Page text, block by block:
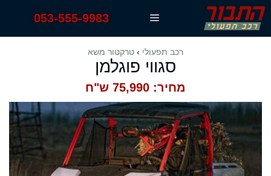
לדלג
לתוכן
תפריט 053-555-9983
רכב תפעולי › טרקטור משא
סגווי פוגלמן
מחיר: 75,990 ש"ח